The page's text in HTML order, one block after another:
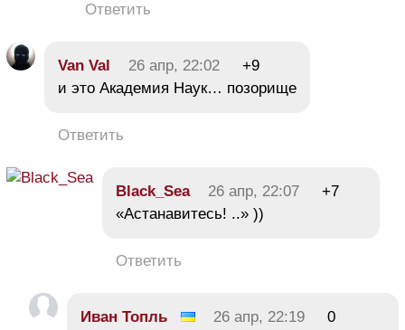
Ответить
Van Val 26 апр, 22:02
+9
и это Академия Наук… позорище
Ответить
Black_Sea 26 апр, 22:07
+7
«Астанавитесь! ..» ))
Ответить
Иван Топль 26 апр, 22:19
0